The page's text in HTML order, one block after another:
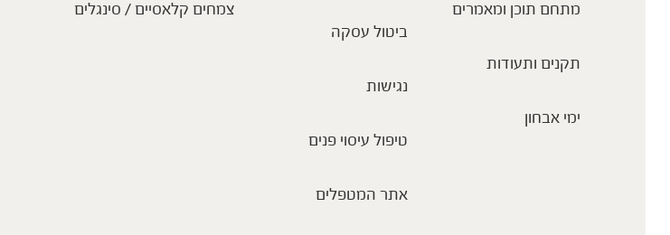
מתחם תוכן ומאמרים
תקנים ותעודות
ימי אבחון
ביטול עסקה
נגישות
טיפול עיסוי פנים
אתר המטפלים
צמחים קלאסיים / סינגלים